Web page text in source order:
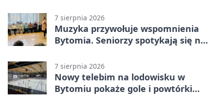
7 sierpnia 2026
Muzyka przywołuje wspomnienia
Bytomia. Seniorzy spotykają się na
7 sierpnia 2026
Nowy telebim na lodowisku w
Bytomiu pokaże gole i powtórki